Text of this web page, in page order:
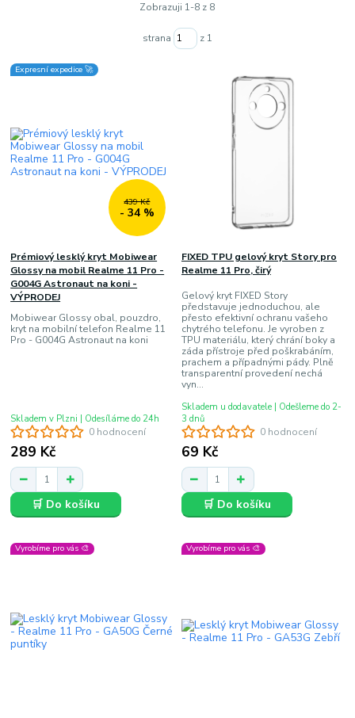
Zobrazuji 1-8 z 8
strana z 1
Expresní expedice 🚀
439 Kč
- 34 %
0 hodnocení
Prémiový lesklý kryt Mobiwear
Glossy na mobil Realme 11 Pro -
G004G Astronaut na koni -
VÝPRODEJ
Mobiwear Glossy obal, pouzdro,
kryt na mobilní telefon Realme 11
Pro - G004G Astronaut na koni
289 Kč
Skladem v Plzni | Odesíláme do 24h
🛒 Do košíku
0 hodnocení
FIXED TPU gelový kryt Story pro
Realme 11 Pro, čirý
Gelový kryt FIXED Story
představuje jednoduchou, ale
přesto efektivní ochranu vašeho
chytrého telefonu. Je vyroben z
TPU materiálu, který chrání boky a
záda přístroje před poškrabáním,
prachem a případnými pády. Plně
transparentní provedení nechá
vyn...
69 Kč
Skladem u dodavatele | Odešleme do 2-
3 dnů
🛒 Do košíku
Vyrobíme pro vás 🎨 Vyrobíme pro vás 🎨